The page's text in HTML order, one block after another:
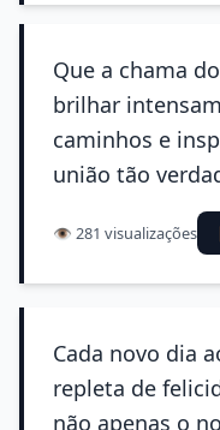
Que a chama
brilhar
caminhos e
união tão
👁️ 281 visualizações
Cada novo dia
repleta de
não apenas o